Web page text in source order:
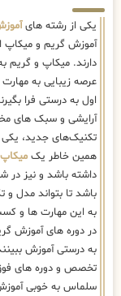
یکی از رشته های
آموزش گریم و میکاپ
دارند. میکاپ و گریم
عرصه زیبایی به مهارت
اول به درستی فرا
آرایشی و سبک های
تکنیک‌های جدید،
همین خاطر یک
داشته باشد و نیز
باشد تا بتواند مدل
به این مهارت ها و
در دوره های آموزش
به درستی آموزش
تخصص و دوره های
سلماس به خوبی آموزش